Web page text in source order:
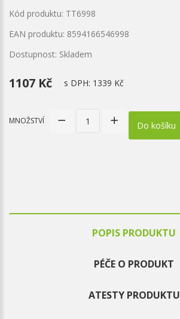
Kód produktu: TT6998
EAN produktu: 8594166546998
Dostupnost: Skladem
1107 Kč s DPH: 1339 Kč
MNOŽSTVÍ Do košíku
POPIS PRODUKTU
PÉČE O PRODUKT
ATESTY PRODUKTU